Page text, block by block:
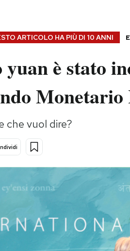
ARTICOLO HA PIÙ DI 10 ANNI
è stato
che vuol dire?